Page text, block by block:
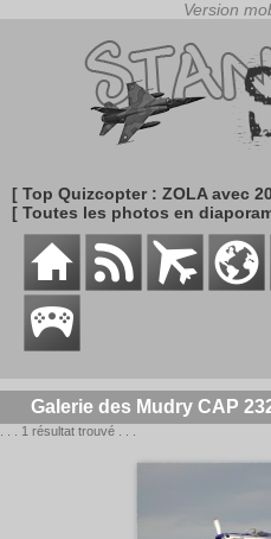
[ Top Quizcopter : ZOLA avec
[ Toutes les photos en
Galerie des Mudry CAP
. . . 1 résultat trouvé . . .